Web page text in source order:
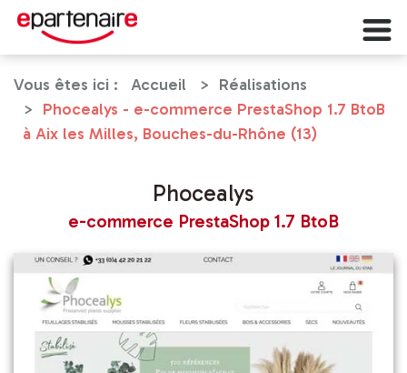
Vous êtes ici : Accueil
Réalisations
Phocealys - e-commerce PrestaShop 1.7 BtoB
à Aix les Milles, Bouches-du-Rhône (13)
Phocealys
e-commerce PrestaShop 1.7 BtoB